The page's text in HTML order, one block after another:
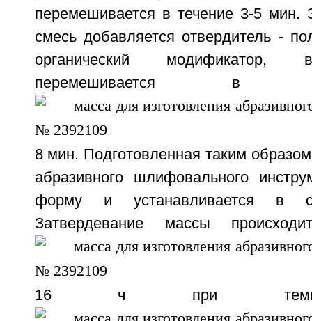
перемешивается в течение 3-5 мин.
смесь добавляется отвердитель -
органический модификатор,
перемешивается в
8 мин. Подготовленная таким
абразивного шлифовального
форму и устанавливается в
Затвердевание массы
16 ч при